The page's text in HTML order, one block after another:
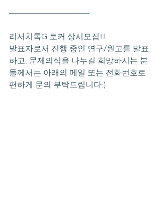
——————————
리서치톡G 토커 상시모집!!
발표자로서 진행 중인 연구/원고를 발표
하고, 문제의식을 나누길 희망하시는 분
들께서는 아래의 메일 또는 전화번호로
편하게 문의 부탁드립니다:)